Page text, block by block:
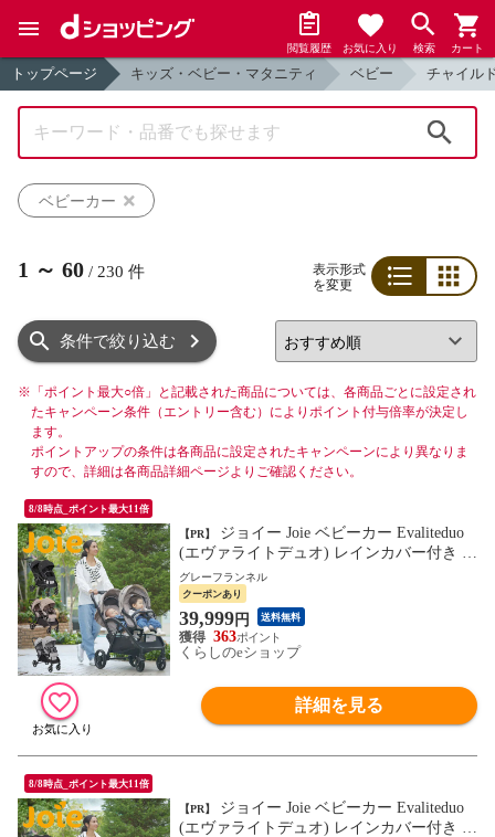
閲覧履歴 お気に入り 検索 カート
トップページ キッズ・ベビー・マタニティ ベビー チャイル
ベビーカー
1 ～ 60 / 230 件
表示形式
を変更
条件で絞り込む
※ 「ポイント最大○倍」と記載された商品については、各商品ごとに設定され
たキャンペーン条件（エントリー含む）によりポイント付与倍率が決定し
ます。
ポイントアップの条件は各商品に設定されたキャンペーンにより異なりま
すので、詳細は各商品詳細ページよりご確認ください。
8/8時点_ポイント最大11倍
【PR】
(エヴァライトデュオ) レインカバー付き 41
441/41453/41942 正規品 ベビー 赤ちゃん 軽
量 コンパクト バギー 双子 カトージ KATO
JI 【送料無料】
グレーフランネル
クーポンあり
39,999円 送料無料
363
くらしのeショップ
詳細を見る
8/8時点_ポイント最大11倍
【PR】
(エヴァライトデュオ) レインカバー付き 41